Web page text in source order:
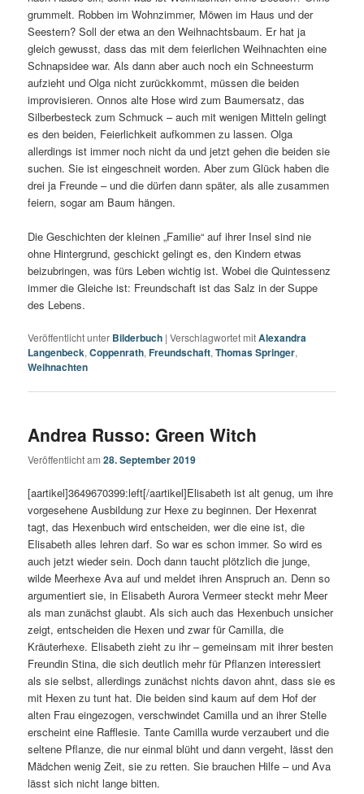
grummelt. Robben im Wohnzimmer, Möwen im Haus und der
Seestern? Soll der etwa an den Weihnachtsbaum. Er hat ja
gleich gewusst, dass das mit dem feierlichen Weihnachten eine
Schnapsidee war. Als dann aber auch noch ein Schneesturm
aufzieht und Olga nicht zurückkommt, müssen die beiden
improvisieren. Onnos alte Hose wird zum Baumersatz, das
Silberbesteck zum Schmuck – auch mit wenigen Mitteln gelingt
es den beiden, Feierlichkeit aufkommen zu lassen. Olga
allerdings ist immer noch nicht da und jetzt gehen die beiden sie
suchen. Sie ist eingeschneit worden. Aber zum Glück haben die
drei ja Freunde – und die dürfen dann später, als alle zusammen
feiern, sogar am Baum hängen.
Die Geschichten der kleinen „Familie“ auf ihrer Insel sind nie
ohne Hintergrund, geschickt gelingt es, den Kindern etwas
beizubringen, was fürs Leben wichtig ist. Wobei die Quintessenz
immer die Gleiche ist: Freundschaft ist das Salz in der Suppe
des Lebens.
Veröffentlicht unter Bilderbuch |Verschlagwortet mitAlexandra
Langenbeck,Coppenrath,Freundschaft,Thomas Springer,
Weihnachten
Andrea Russo: Green Witch
Veröffentlicht am28. September 2019
[aartikel]3649670399:left[/aartikel]Elisabeth ist alt genug, um ihre
vorgesehene Ausbildung zur Hexe zu beginnen. Der Hexenrat
tagt, das Hexenbuch wird entscheiden, wer die eine ist, die
Elisabeth alles lehren darf. So war es schon immer. So wird es
auch jetzt wieder sein. Doch dann taucht plötzlich die junge,
wilde Meerhexe Ava auf und meldet ihren Anspruch an. Denn so
argumentiert sie, in Elisabeth Aurora Vermeer steckt mehr Meer
als man zunächst glaubt. Als sich auch das Hexenbuch unsicher
zeigt, entscheiden die Hexen und zwar für Camilla, die
Kräuterhexe. Elisabeth zieht zu ihr – gemeinsam mit ihrer besten
Freundin Stina, die sich deutlich mehr für Pflanzen interessiert
als sie selbst, allerdings zunächst nichts davon ahnt, dass sie es
mit Hexen zu tunt hat. Die beiden sind kaum auf dem Hof der
alten Frau eingezogen, verschwindet Camilla und an ihrer Stelle
erscheint eine Rafflesie. Tante Camilla wurde verzaubert und die
seltene Pflanze, die nur einmal blüht und dann vergeht, lässt den
Mädchen wenig Zeit, sie zu retten. Sie brauchen Hilfe – und Ava
lässt sich nicht lange bitten.